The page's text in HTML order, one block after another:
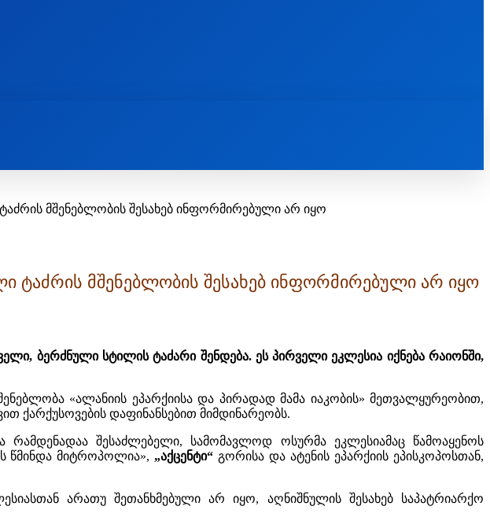
მშენებლობის შესახებ ინფორმირებული არ იყო
ტაძრის მშენებლობის შესახებ ინფორმირებული არ იყო
ბერძნული სტილის ტაძარი შენდება. ეს პირველი ეკლესია იქნება რაიონში,
«ალანიის ეპარქიისა და პირადად მამა იაკობის» მეთვალყურეობით,
ქარქუსოვების დაფინანსებით მიმდინარეობს.
შესაძლებელი, სამომავლოდ ოსურმა ეკლესიამაც
წამოაყენოს
წმინდა მიტროპოლია», „აქცენტი“ გორისა და ატენის ეპარქიის ეპისკოპოსთან,
არათუ შეთანხმებულიარიყო, აღნიშნულის შესახებ საპატრიარქო